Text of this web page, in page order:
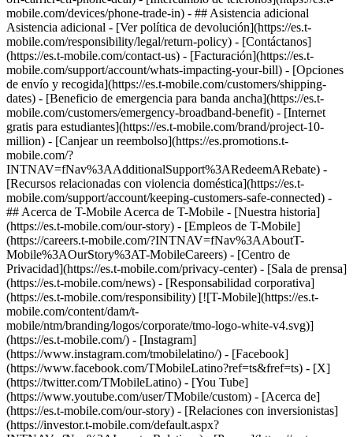
mobile.com/devices/phone-trade-in) - ## Asistencia adicional
Asistencia adicional - [Ver política de devolución](https://es.t-
mobile.com/responsibility/legal/return-policy) - [Contáctanos]
(https://es.t-mobile.com/contact-us) - [Facturación](https://es.t-
mobile.com/support/account/whats-impacting-your-bill) - [Opciones
de envío y recogida](https://es.t-mobile.com/customers/shipping-
dates) - [Beneficio de emergencia para banda ancha](https://es.t-
mobile.com/customers/emergency-broadband-benefit) - [Internet
gratis para estudiantes](https://es.t-mobile.com/brand/project-10-
million) - [Canjear un reembolso](https://es.promotions.t-
mobile.com/?
INTNAV=fNav%3AAdditionalSupport%3ARedeemARebate) -
[Recursos relacionadas con violencia doméstica](https://es.t-
mobile.com/support/account/keeping-customers-safe-connected) -
## Acerca de T-Mobile Acerca de T-Mobile - [Nuestra historia]
(https://es.t-mobile.com/our-story) - [Empleos de T-Mobile]
(https://careers.t-mobile.com/?INTNAV=fNav%3AAboutT-
Mobile%3AOurStory%3AT-MobileCareers) - [Centro de
Privacidad](https://es.t-mobile.com/privacy-center) - [Sala de prensa]
(https://es.t-mobile.com/news) - [Responsabilidad corporativa]
(https://es.t-mobile.com/responsibility) [![T-Mobile](https://es.t-
mobile.com/content/dam/t-
mobile/ntm/branding/logos/corporate/tmo-logo-white-v4.svg)]
(https://es.t-mobile.com/) - [Instagram]
(https://www.instagram.com/tmobilelatino/) - [Facebook]
(https://www.facebook.com/TMobileLatino?ref=ts&fref=ts) - [X]
(https://twitter.com/TMobileLatino) - [You Tube]
(https://www.youtube.com/user/TMobile/custom) - [Acerca de]
(https://es.t-mobile.com/our-story) - [Relaciones con inversionistas]
(https://investor.t-mobile.com/default.aspx?